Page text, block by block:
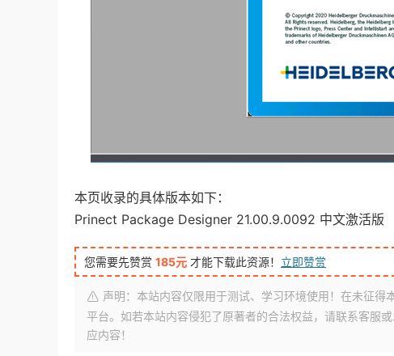
本页收录的具体版本如下：
Prinect Package Designer 21.00.9.0092 中文激活版
您需要先赞赏 185元 才能下载此资源！ 立即赞赏
声明：本站内容仅限用于测试、学习环境使用！在未征
平台。如若本站内容侵犯了原著者的合法权益，请联系客服
应内容！